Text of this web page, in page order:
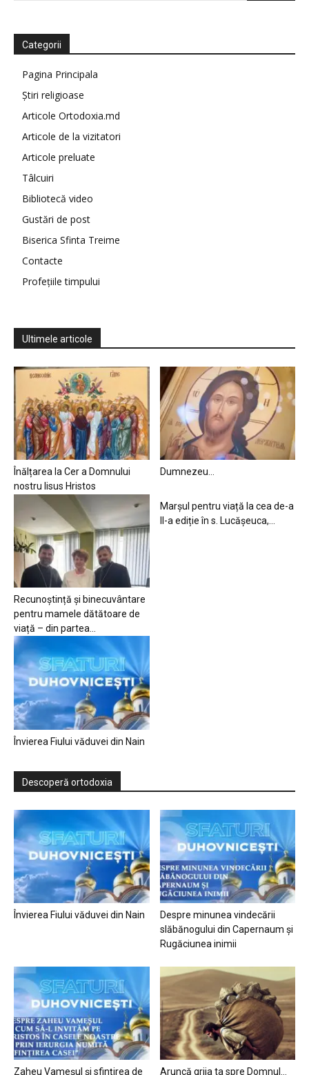
Categorii
Pagina Principala
Știri religioase
Articole Ortodoxia.md
Articole de la vizitatori
Articole preluate
Tâlcuiri
Bibliotecă video
Gustări de post
Biserica Sfinta Treime
Contacte
Profețiile timpului
Ultimele articole
Înălțarea la Cer a Domnului
nostru Iisus Hristos
Dumnezeu…
Recunoștință și binecuvântare
pentru mamele dătătoare de
viață – din partea...
Marșul pentru viață la cea de-a
II-a ediție în s. Lucășeuca,...
Învierea Fiului văduvei din Nain
Descoperă ortodoxia
Învierea Fiului văduvei din Nain
Despre minunea vindecării
slăbănogului din Capernaum și
Rugăciunea inimii
Zaheu Vameșul și sfințirea de Aruncă grija ta spre Domnul…